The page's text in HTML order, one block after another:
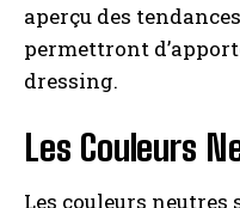
aperçu des
permettront
dressing.
Les Couleurs
Les couleurs